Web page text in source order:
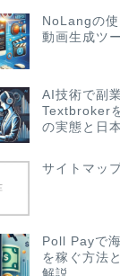
NoLangの
動画生成ツ
AI技術で副
Textbroker
の実態と日
サイトマッ
Poll Payで
を稼ぐ方法